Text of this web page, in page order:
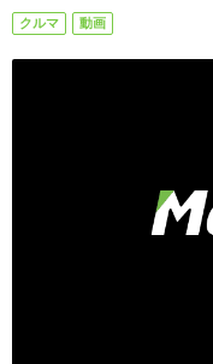
クルマ 動画